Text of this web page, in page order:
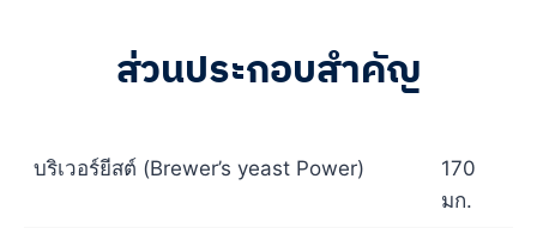
ส่วนประกอบสำคัญ
บริเวอร์ยีสต์ (Brewer’s yeast Power)
170
มก.